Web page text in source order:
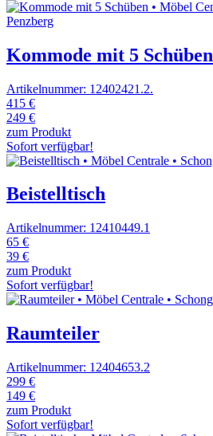
Kommode mit 5 Schüben
Artikelnummer: 12402421.2.
415 €
249 €
zum Produkt
Sofort verfügbar!
Beistelltisch
Artikelnummer: 12410449.1
65 €
39 €
zum Produkt
Sofort verfügbar!
Raumteiler
Artikelnummer: 12404653.2
299 €
149 €
zum Produkt
Sofort verfügbar!